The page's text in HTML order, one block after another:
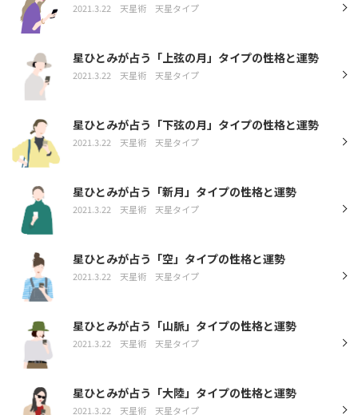
2021.3.22 天星術 天星タイプ
星ひとみが占う「上弦の月」タイプの性格と運勢
2021.3.22 天星術 天星タイプ
星ひとみが占う「下弦の月」タイプの性格と運勢
2021.3.22 天星術 天星タイプ
星ひとみが占う「新月」タイプの性格と運勢
2021.3.22 天星術 天星タイプ
星ひとみが占う「空」タイプの性格と運勢
2021.3.22 天星術 天星タイプ
星ひとみが占う「山脈」タイプの性格と運勢
2021.3.22 天星術 天星タイプ
星ひとみが占う「大陸」タイプの性格と運勢
2021.3.22 天星術 天星タイプ